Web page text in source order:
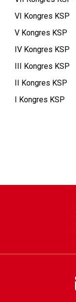
VI Kongres KSP
V Kongres KSP
IV Kongres KSP
III Kongres KSP
II Kongres KSP
I Kongres KSP